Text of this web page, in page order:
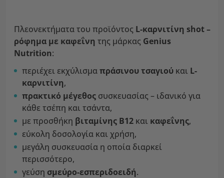
Πλεονεκτήματα του προϊόντος L-καρνιτίνη shot –
ρόφημα με καφεΐνη της μάρκας Genius
Nutrition:
περιέχει εκχύλισμαπράσινου τσαγιού και L-
καρνιτίνη,
πρακτικό μέγεθος συσκευασίας – ιδανικό για
κάθε τσέπη και τσάντα,
με προσθήκη βιταμίνης B12 και καφεΐνης,
εύκολη δοσολογία και χρήση,
μεγάλη συσκευασία η οποία διαρκεί
περισσότερο,
γεύση σμεύρο-εσπεριδοειδή.